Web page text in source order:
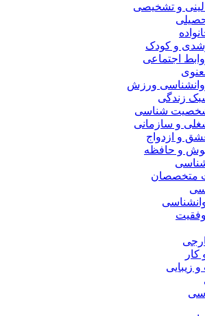
و تشخیصی
و کودک
اجتماعی
ورزش
زندگی
شناسی
و سازمانی
و ازدواج
و حافظه
متخصصان
زیبایی